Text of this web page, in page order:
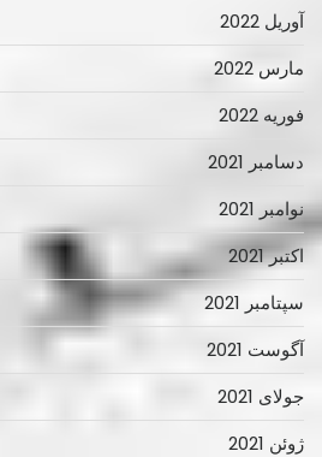
آوریل 2022
مارس 2022
فوریه 2022
دسامبر 2021
نوامبر 2021
اکتبر 2021
سپتامبر 2021
آگوست 2021
جولای 2021
ژوئن 2021